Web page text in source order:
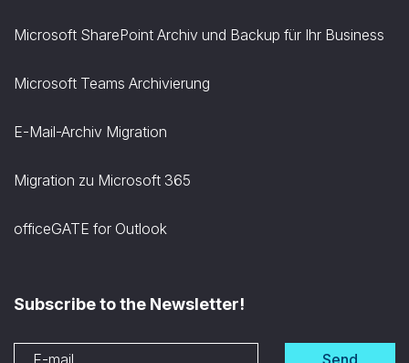
Microsoft SharePoint Archiv und Backup für Ihr Business
Microsoft Teams Archivierung
E-Mail-Archiv Migration
Migration zu Microsoft 365
officeGATE for Outlook
Subscribe to the Newsletter!